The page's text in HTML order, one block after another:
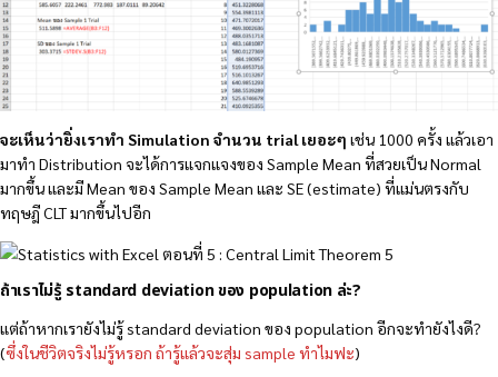
จะเห็นว่ายิ่งเราทำ Simulation จำนวน trial เยอะๆ เช่น 1000 ครั้ง แล้วเอา
มาทำ Distribution จะได้การแจกแจงของ Sample Mean ที่สวยเป็น Normal
มากขึ้น และมี Mean ของ Sample Mean และ SE (estimate) ที่แม่นตรงกับ
ทฤษฎี CLT มากขึ้นไปอีก
ถ้าเราไม่รู้ standard deviation ของ population ล่ะ?
แต่ถ้าหากเรายังไม่รู้ standard deviation ของ population อีกจะทำยังไงดี?
(ซึ่งในชีวิตจริงไม่รู้หรอก ถ้ารู้แล้วจะสุ่ม sample ทำไมฟะ)